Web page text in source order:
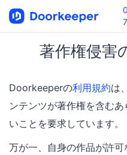
著作権侵害
Doorkeeperの利用規約は
ンテンツが著作権を含む
いことを要求しています。
万が一、自身の作品が許